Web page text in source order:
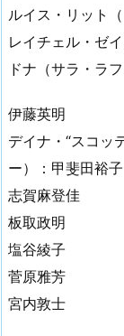
ルイス・リット
レイチェル・ゼ
ドナ（サラ・ラ
伊藤英明
デイナ・“スコッ
ー）：甲斐田裕子
志賀麻登佳
板取政明
塩谷綾子
菅原雅芳
宮内敦士